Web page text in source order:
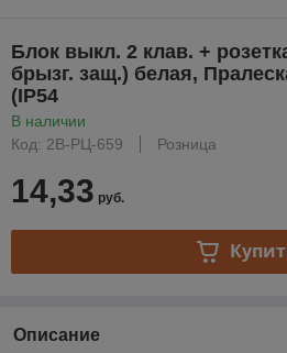
Блок выкл. 2 клав. +
брызг. защ.) белая,
(IP54
В наличии
Код: 2В-РЦ-659
Розница
14,33 руб.
Описание